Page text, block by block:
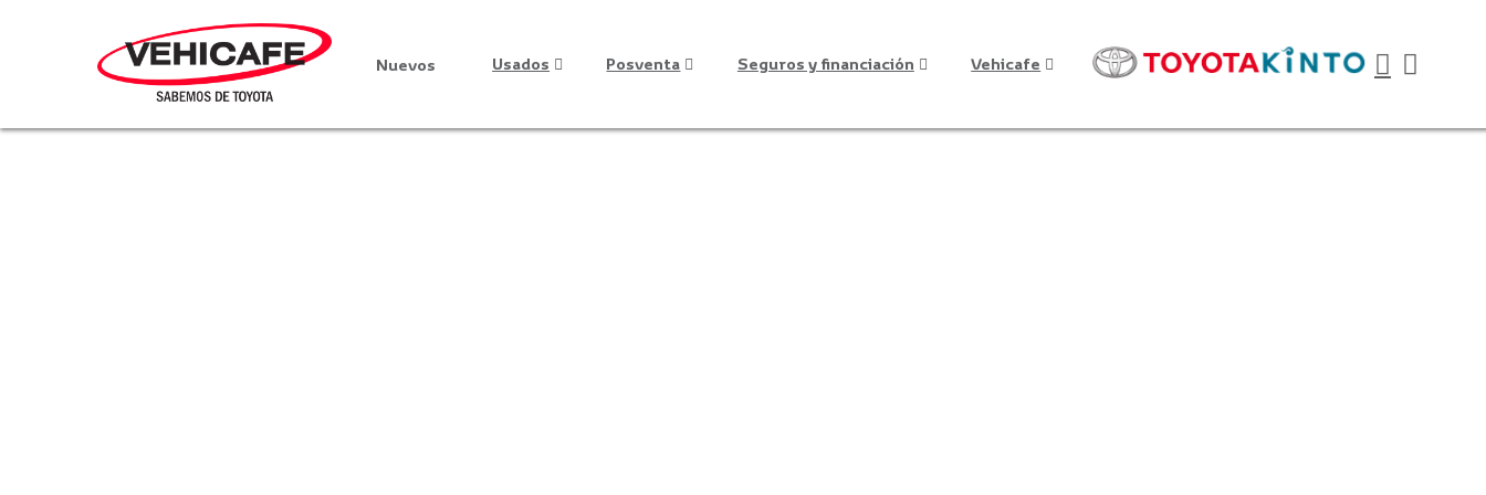
Nuevos Usados Posventa Seguros y financiación Vehicafe